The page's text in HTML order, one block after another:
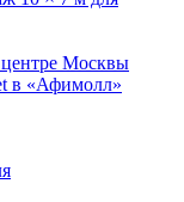
Москвы
в «Афимолл»